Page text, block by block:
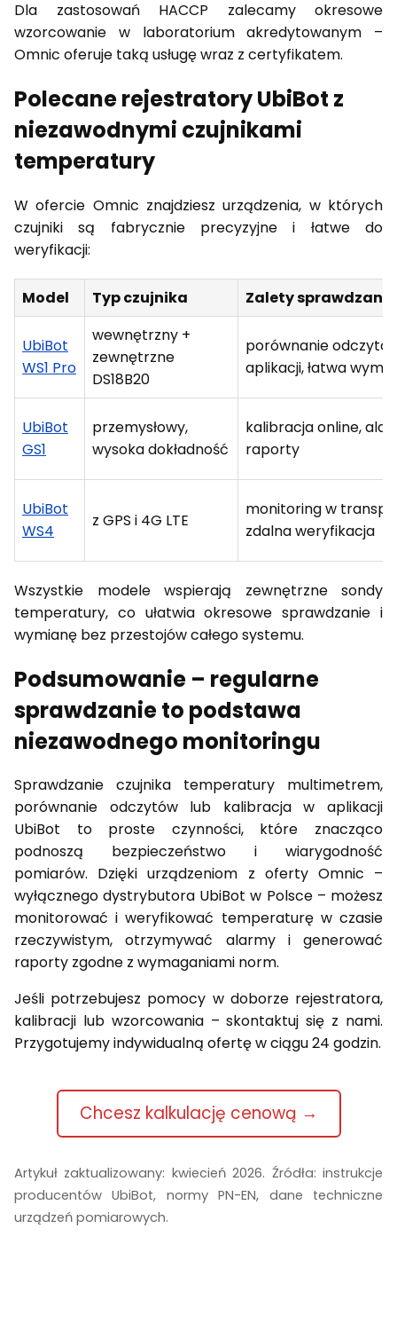
Dla zastosowań HACCP zalecamy okresowe
wzorcowanie w laboratorium akredytowanym –
Omnic oferuje taką usługę wraz z certyfikatem.
Polecane rejestratory UbiBot z
niezawodnymi czujnikami
temperatury
W ofercie Omnic znajdziesz urządzenia, w których
czujniki są fabrycznie precyzyjne i łatwe do
weryfikacji:
Model Typ czujnika Zalety sprawdzania
UbiBot
WS1 Pro
wewnętrzny +
zewnętrzne
DS18B20
porównanie
aplikacji, łatwa
UbiBot
GS1
przemysłowy,
wysoka dokładność
kalibracja online,
raporty
UbiBot
WS4
z GPS i 4G LTE
monitoring w
zdalna weryfikacja
Wszystkie modele wspierają zewnętrzne sondy
temperatury, co ułatwia okresowe sprawdzanie i
wymianę bez przestojów całego systemu.
Podsumowanie – regularne
sprawdzanie to podstawa
niezawodnego monitoringu
Sprawdzanie czujnika temperatury multimetrem,
porównanie odczytów lub kalibracja w aplikacji
UbiBot to proste czynności, które znacząco
podnoszą bezpieczeństwo i wiarygodność
pomiarów. Dzięki urządzeniom z oferty Omnic –
wyłącznego dystrybutora UbiBot w Polsce – możesz
monitorować i weryfikować temperaturę w czasie
rzeczywistym, otrzymywać alarmy i generować
raporty zgodne z wymaganiami norm.
Jeśli potrzebujesz pomocy w doborze rejestratora,
kalibracji lub wzorcowania – skontaktuj się z nami.
Przygotujemy indywidualną ofertę w ciągu 24 godzin.
Chcesz kalkulację cenową →
Artykuł zaktualizowany: kwiecień 2026. Źródła: instrukcje
producentów UbiBot, normy PN-EN, dane techniczne
urządzeń pomiarowych.